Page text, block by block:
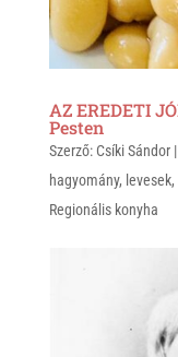
AZ EREDETI
Pesten
Szerző: Csíki Sándor|
hagyomány, levesek,
Regionális konyha